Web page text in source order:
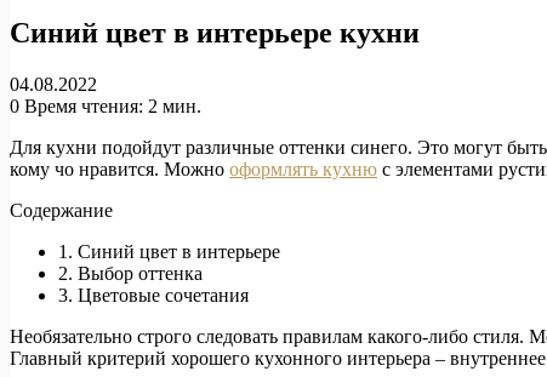
Синий цвет в интерьере кухни
04.08.2022
0 Время чтения: 2 мин.
Для кухни подойдут различные оттенки синего. Это могут
кому чо нравится. Можно оформлять кухню с элементами
Содержание
1. Синий цвет в интерьере
2. Выбор оттенка
3. Цветовые сочетания
Необязательно строго следовать правилам какого-либо
Главный критерий хорошего кухонного интерьера –